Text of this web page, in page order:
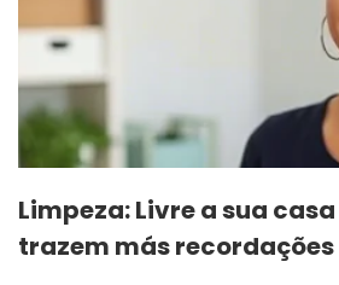
Limpeza: Livre a sua
trazem más recordações